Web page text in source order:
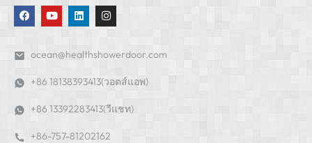
ocean@healthshowerdoor.com
+86 18138393413(วอตส์แอพ)
+86 13392283413(วีแชท)
+86-757-81202162